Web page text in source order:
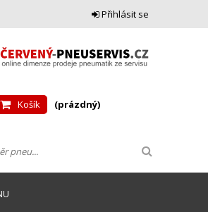
Přihlásit se
Košík (prázdný)